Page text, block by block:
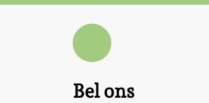
Bel ons